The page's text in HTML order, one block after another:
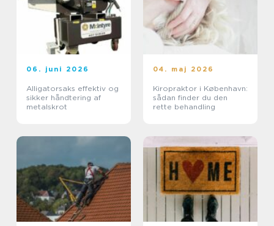
06. juni 2026
Alligatorsaks effektiv og
sikker håndtering af
metalskrot
04. maj 2026
Kiropraktor i København:
sådan finder du den
rette behandling